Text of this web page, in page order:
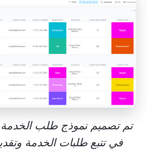
في تتبع طلبات الخدمة